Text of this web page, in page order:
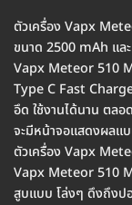
ตัวเครื่อง Vapx
ขนาด 2500 mAh แล
Vapx Meteor 510
Type C Fast
อึด ใช้งานได้นาน ตล
จะมีหน้าจอแสดงผลแ
ตัวเครื่อง Vapx
Vapx Meteor 510
สูบแบบ โล่งๆ ดึงถึงป